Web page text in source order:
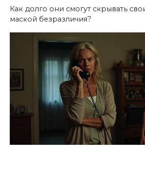
Как долго они смогут скрывать
маской безразличия?